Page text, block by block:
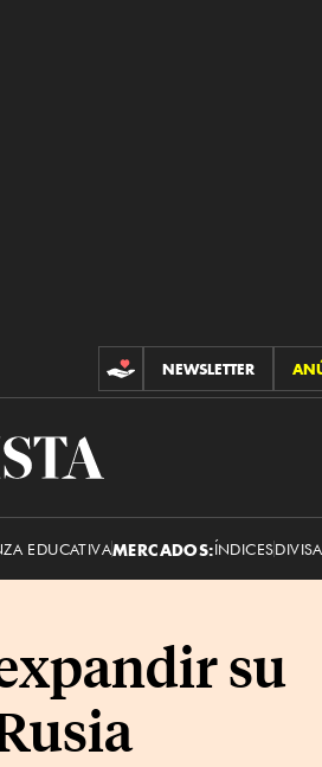
CONTRIBUCIONES
NEWSLETTER
EDUCATIVAMERCADOS:ÍNDICES
su